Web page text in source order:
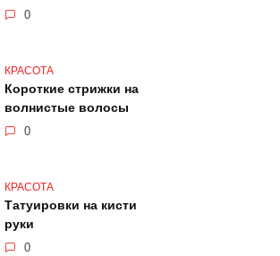
0
КРАСОТА
Короткие стрижки на
волнистые волосы
0
КРАСОТА
Татуировки на кисти
руки
0